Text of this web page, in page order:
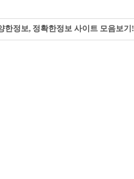
정보, 정확한정보 사이트 모음보기!